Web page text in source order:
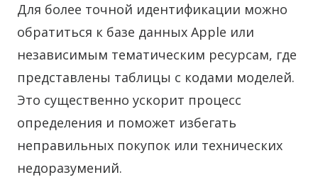
Для более точной идентификации можно
обратиться к базе данных Apple или
независимым тематическим ресурсам, где
представлены таблицы с кодами моделей.
Это существенно ускорит процесс
определения и поможет избегать
неправильных покупок или технических
недоразумений.